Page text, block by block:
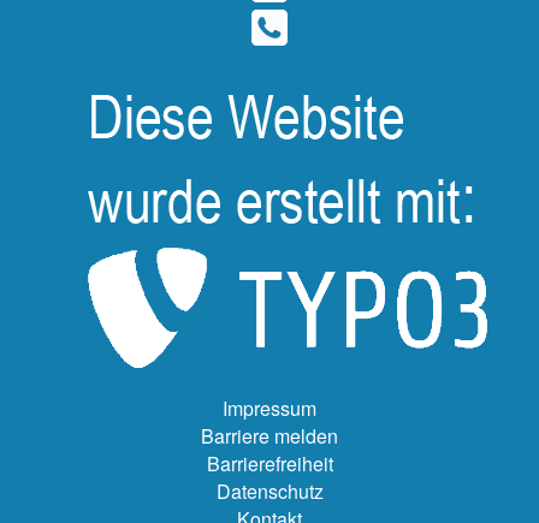
Impressum
Barriere melden
Barrierefreiheit
Datenschutz